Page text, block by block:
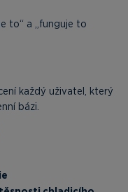
to“ a „funguje to
každý uživatel, který
bázi.